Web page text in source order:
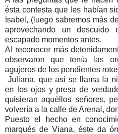
ésta contesta que les habían
Isabel, (luego sabremos más
aprovechando un
escapado momentos antes.
Al reconocer más
observaron que tenía las
agujeros de los pendientes
Juliana, que así se llama la
en los ojos y presa de
quisieran aquéllos señores,
volvería a la calle de Arenal,
Puesto el hecho en
marqués de Viana, éste da